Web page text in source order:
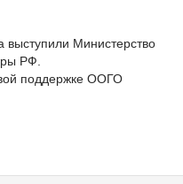
выступили Министерство
РФ.
поддержке ООГО